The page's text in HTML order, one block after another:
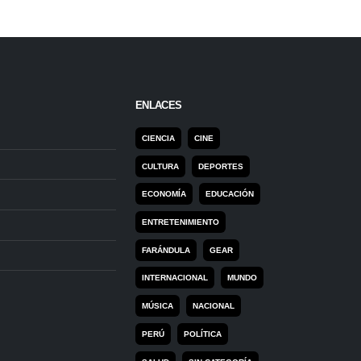
ENLACES
CIENCIA CINE
CULTURA DEPORTES
ECONOMÍA EDUCACIÓN
ENTRETENIMIENTO
FARÁNDULA GEAR
INTERNACIONAL MUNDO
MÚSICA NACIONAL
PERÚ POLÍTICA